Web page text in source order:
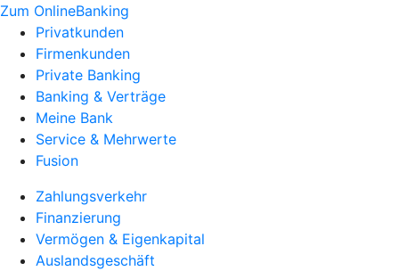
Zum OnlineBanking
Privatkunden
Firmenkunden
Private Banking
Banking & Verträge
Meine Bank
Service & Mehrwerte
Fusion
Zahlungsverkehr
Finanzierung
Vermögen & Eigenkapital
Auslandsgeschäft